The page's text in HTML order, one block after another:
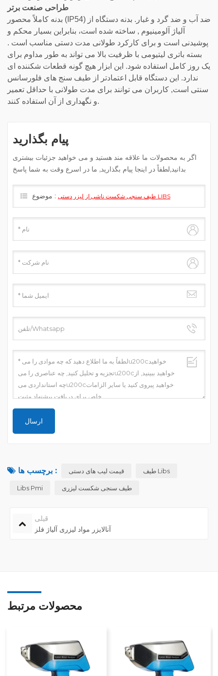
طراحی صنعت برتر
بدنه کاملاً محصور (IP54) ضد آب و ضد گرد و غبار. بدنه دستگاه از
آلیاژ آلومینیوم , ساخته شده است، بنابراین بسیار محکم و
پوشیدنی است و برای کارکرد طولانی مدت دستی مناسب است .
بسته باتری لیتیومی با ظرفیت بالا می تواند به طور مداوم برای
یک روز کامل استفاده شود. این ابزار هیچ گونه قطعات شکننده ای
ندارد. این دستگاه قابل اعتمادتر از طیف سنج های فلورسانس
سنتی است, کاربران می توانند برای مدت طولانی با حداقل تعمیر
و نگهداری از آن استفاده کنند.
پیام بگذارید
اگر به محصولات ما علاقه مند هستید و می خواهید جزئیات بیشتری
بدانید,لطفاً در اینجا پیام بگذارید, ما در اسرع وقت به شما پاسخ
موضوع :
طیف سنجی شکست ناشی از لیزر دستی LIBS
برچسب ها : قیمت لیب های دستی طیف Libs
Libs Pmi طیف سنجی شکست لیزری
قبلی
آنالایزر مواد لیزری آلیاژ فلز
محصولات مرتبط